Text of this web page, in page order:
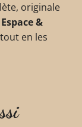
originale
Espace &
en les